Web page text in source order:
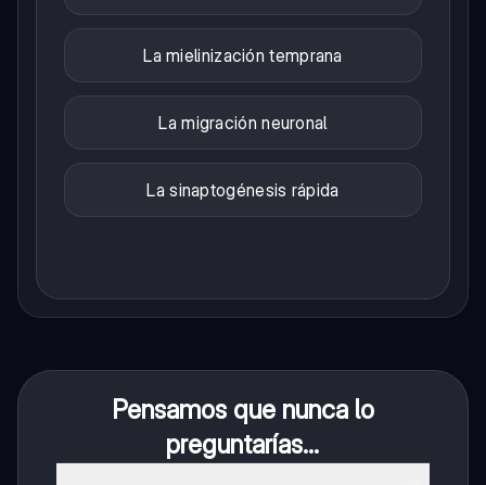
La mielinización temprana
La migración neuronal
La sinaptogénesis rápida
Pensamos que nunca lo
preguntarías...